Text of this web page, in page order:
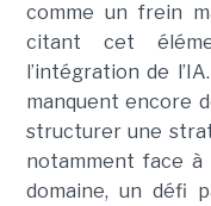
comme un frein
citant cet
l’intégration de
manquent encore
structurer une
notamment face
domaine, un défi